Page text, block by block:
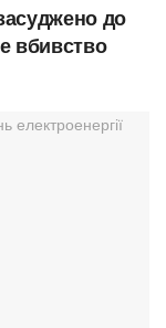
до
вбивство